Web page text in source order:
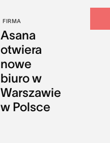
FIRMA
Asana
otwiera
nowe
biuro w
Warszawie
w Polsce